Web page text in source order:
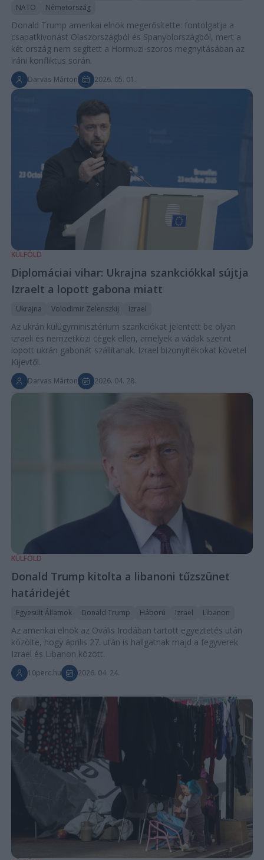
NATO Németország
Donald Trump amerikai elnök megerősítette: fontolgatja a
csapatkivonást Olaszországból és Spanyolországból, mert a
két ország nem segített a Hormuzi-szoros megnyitásában az
iráni konfliktus során.
Darvas Márton 2026. 05. 01.
KÜLFÖLD
Diplomáciai vihar: Ukrajna szankciókkal sújtja
Izraelt a lopott gabona miatt
Ukrajna Volodimir Zelenszkij Izrael
Az ukrán külügyminisztérium szankciókat jelentett be olyan
izraeli és nemzetközi cégek ellen, amelyek a vádak szerint
lopott ukrán gabonát szállítanak. Izrael bizonyítékokat követel
Kijevtől.
Darvas Márton 2026. 04. 28.
KÜLFÖLD
Donald Trump kitolta a libanoni tűzszünet
határidejét
Egyesült Államok Donald Trump Háború Izrael Libanon
Az amerikai elnök az Ovális Irodában tartott egyeztetés után
közölte, hogy április 27. után is hallgatnak majd a fegyverek
Izrael és Libanon között.
10perc.hu 2026. 04. 24.